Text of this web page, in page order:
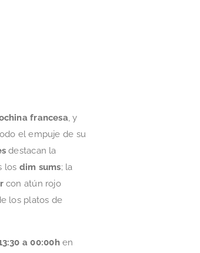
francesa, y
el empuje de su
destacan la
los dim sums; la
con atún rojo
los platos de
a 00:00hen